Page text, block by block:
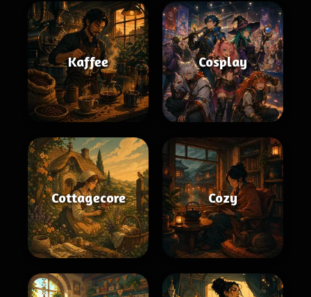
Kaffee Cosplay
Cottagecore Cozy